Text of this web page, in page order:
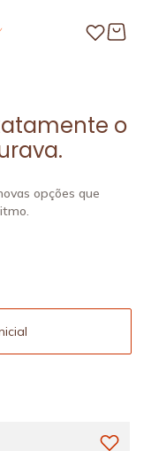
o
opções que